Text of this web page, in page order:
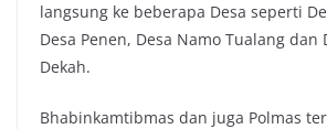
langsung ke beberapa Desa seperti
Desa Penen, Desa Namo Tualang dan
Dekah.
Bhabinkamtibmas dan juga Polmas